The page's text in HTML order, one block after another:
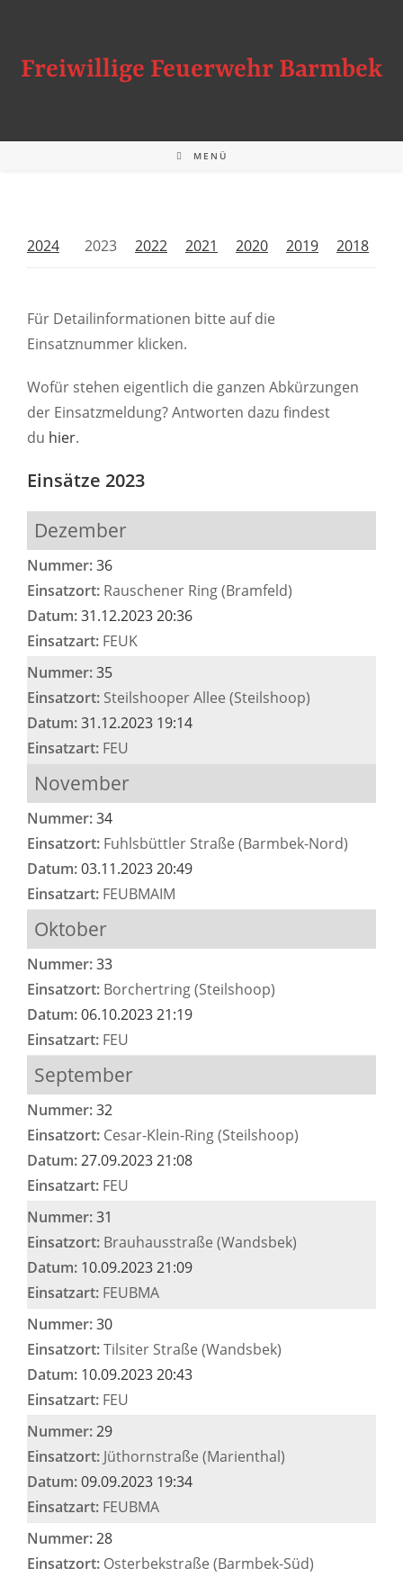
Freiwillige Feuerwehr Barmbek
MENÜ
2024 2023 2022 2021 2020 2019 2018
Für Detailinformationen bitte auf die
Einsatznummer klicken.
Wofür stehen eigentlich die ganzen Abkürzungen
der Einsatzmeldung? Antworten dazu findest
du hier.
Einsätze 2023
Dezember
Nummer:36
Einsatzort: Rauschener Ring (Bramfeld)
Datum:31.12.2023 20:36
Einsatzart: FEUK
Nummer:35
Einsatzort: Steilshooper Allee (Steilshoop)
Datum:31.12.2023 19:14
Einsatzart: FEU
November
Nummer:34
Einsatzort: Fuhlsbüttler Straße (Barmbek-Nord)
Datum:03.11.2023 20:49
Einsatzart: FEUBMAIM
Oktober
Nummer:33
Einsatzort: Borchertring (Steilshoop)
Datum:06.10.2023 21:19
Einsatzart: FEU
September
Nummer:32
Einsatzort: Cesar-Klein-Ring (Steilshoop)
Datum:27.09.2023 21:08
Einsatzart: FEU
Nummer:31
Einsatzort: Brauhausstraße (Wandsbek)
Datum: 10.09.2023 21:09
Einsatzart: FEUBMA
Nummer:30
Einsatzort:Tilsiter Straße (Wandsbek)
Datum: 10.09.2023 20:43
Einsatzart: FEU
Nummer:29
Einsatzort: Jüthornstraße (Marienthal)
Datum:09.09.2023 19:34
Einsatzart: FEUBMA
Nummer:28
Einsatzort: Osterbekstraße (Barmbek-Süd)